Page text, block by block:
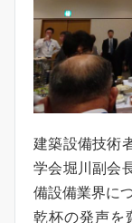
建築設備技術
学会堀川副会
備設備業界に
乾杯の発声を